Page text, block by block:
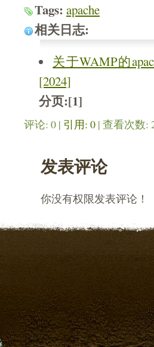
Tags: apache
相关日志:
关于WAMP的
[2024]
分页:[1]
评论: 0 | 引用: 0 | 查看次数:
发表评论
你没有权限发表评论！